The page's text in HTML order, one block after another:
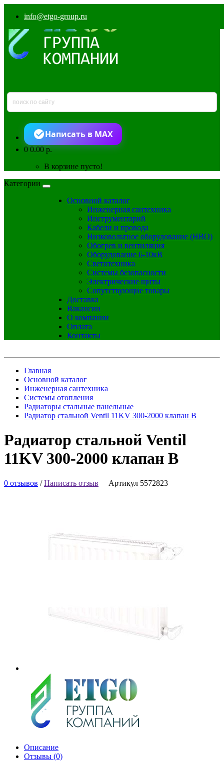
info@etgo-group.ru
Написать в MAX
00.00 р.
В корзине пусто!
Категории
Основной каталог
Инженерная сантехника
Инструментарий
Кабели и провода
Низковольтное оборудование (НВО)
Обогрев и вентиляция
Оборудование 6-10кВ
Светотехника
Системы безопасности
Электрические щиты
Сопутствующие товары
Доставка
Вакансии
О компании
Оплата
Контакты
Главная
Основной каталог
Инженерная сантехника
Системы отопления
Радиаторы стальные панельные
Радиатор стальной Ventil 11KV 300-2000 клапан В
Радиатор стальной Ventil
11KV 300-2000 клапан В
0 отзывов /Написать отзыв Артикул 5572823
Описание
Отзывы (0)